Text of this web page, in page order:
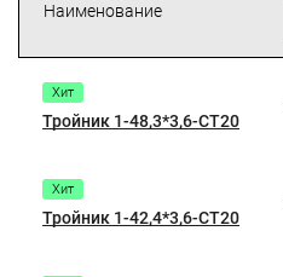
Наименование
Хит
Тройник 1-48,3*3,6-СТ20
Хит
Тройник 1-42,4*3,6-СТ20